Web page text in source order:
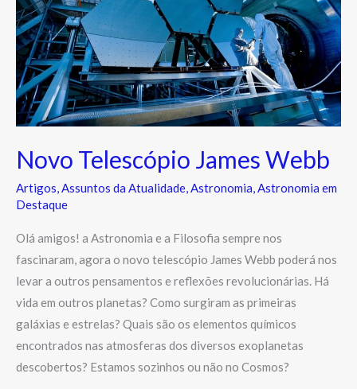
Novo Telescópio James Webb
Artigos,Assuntos da Atualidade,Astronomia,Astronomia em
Destaque
Olá amigos! a Astronomia e a Filosofia sempre nos
fascinaram, agora o novo telescópio James Webb poderá nos
levar a outros pensamentos e reflexões revolucionárias. Há
vida em outros planetas? Como surgiram as primeiras
galáxias e estrelas? Quais são os elementos químicos
encontrados nas atmosferas dos diversos exoplanetas
descobertos? Estamos sozinhos ou não no Cosmos?